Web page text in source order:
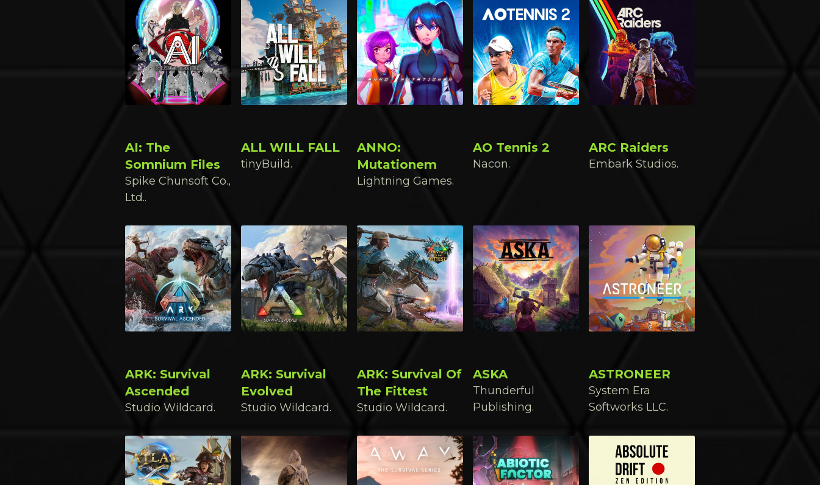
AI: The
Somnium Files
Spike Chunsoft Co.,
Ltd..
ALL WILL FALL
tinyBuild.
ANNO:
Mutationem
Lightning Games.
AO Tennis 2
Nacon.
ARC Raiders
Embark Studios.
ARK: Survival
Ascended
Studio Wildcard.
ARK: Survival
Evolved
Studio Wildcard.
ARK: Survival Of
The Fittest
Studio Wildcard.
ASKA
Thunderful
Publishing.
ASTRONEER
System Era
Softworks LLC.